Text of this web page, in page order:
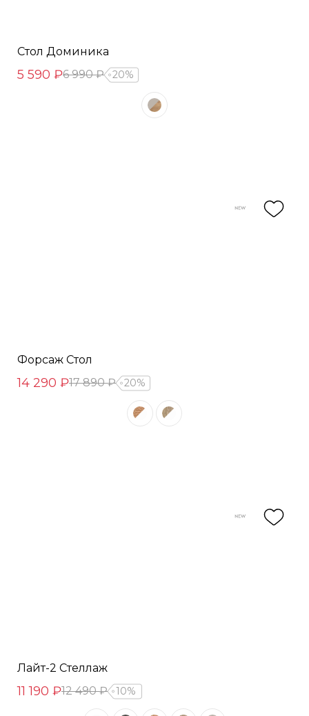
Стол Доминика
5 590 ₽6 990 ₽ 20%
Форсаж Стол
14 290 ₽17 890 ₽ 20%
Лайт-2 Стеллаж
11 190 ₽12 490 ₽ 10%